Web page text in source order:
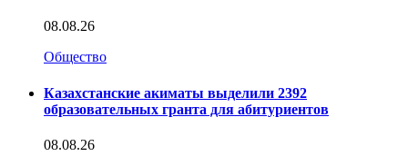
08.08.26
Общество
Казахстанские акиматы выделили 2392
образовательных гранта для абитуриентов
08.08.26